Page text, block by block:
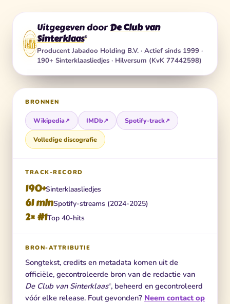
Uitgegeven doorDe Club van
Sinterklaas®
Producent Jabadoo Holding B.V.· Actief sinds 1999 ·
190+ Sinterklaasliedjes · Hilversum (KvK 77442598)
BRONNEN
Wikipedia↗ IMDb↗ Spotify-track↗
Volledige discografie
TRACK-RECORD
190+Sinterklaasliedjes
61 mlnSpotify-streams (2024-2025)
2× #1Top 40-hits
BRON-ATTRIBUTIE
Songtekst, credits en metadata komen uit de
officiële, gecontroleerde bron van de redactie van
De Club van Sinterklaas®, beheerd en gecontroleerd
vóór elke release. Fout gevonden? Neem contact op